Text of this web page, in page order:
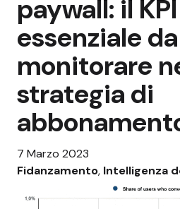
paywall: il KPI
essenziale da
monitorare
strategia di
7 Marzo 2023
Fidanzamento, Intelligenza